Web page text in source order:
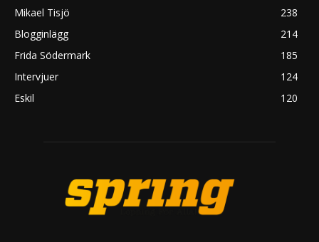
Mikael Tisjö
238
Blogginlägg
214
Frida Södermark
185
Intervjuer
124
Eskil
120